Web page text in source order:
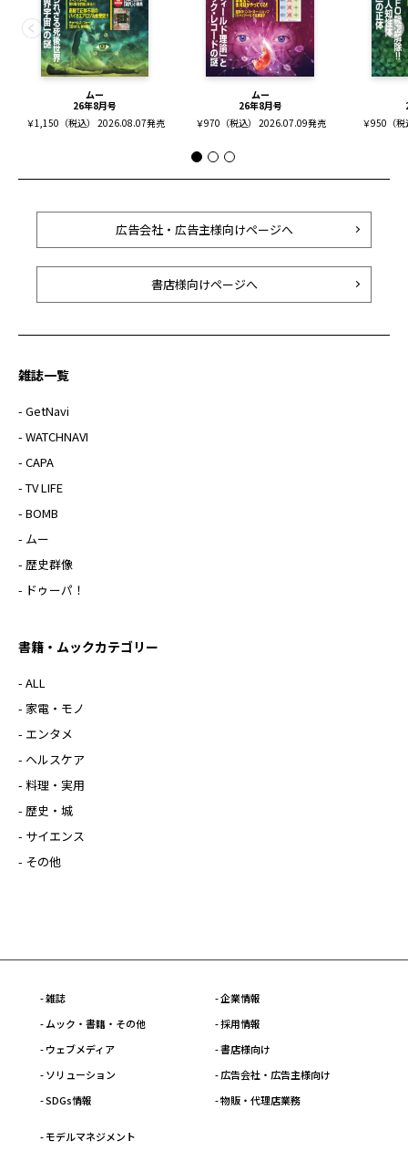
ムー
26年8月号
￥1,150（税込） 2026.08.07発売
ムー
26年8月号
￥970（税込） 2026.07.09発売
￥950（
広告会社・広告主様向けページへ
書店様向けページへ
雑誌一覧
- GetNavi
- WATCHNAVI
- CAPA
- TV LIFE
- BOMB
- ムー
- 歴史群像
- ドゥーパ！
書籍・ムックカテゴリー
- ALL
- 家電・モノ
- エンタメ
- ヘルスケア
- 料理・実用
- 歴史・城
- サイエンス
- その他
- 雑誌
- ムック・書籍・その他
- ウェブメディア
- ソリューション
- SDGs情報
- 企業情報
- 採用情報
- 書店様向け
- 広告会社・広告主様向け
- 物販・代理店業務
- モデルマネジメント